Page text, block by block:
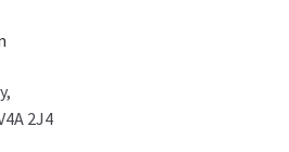
2J4